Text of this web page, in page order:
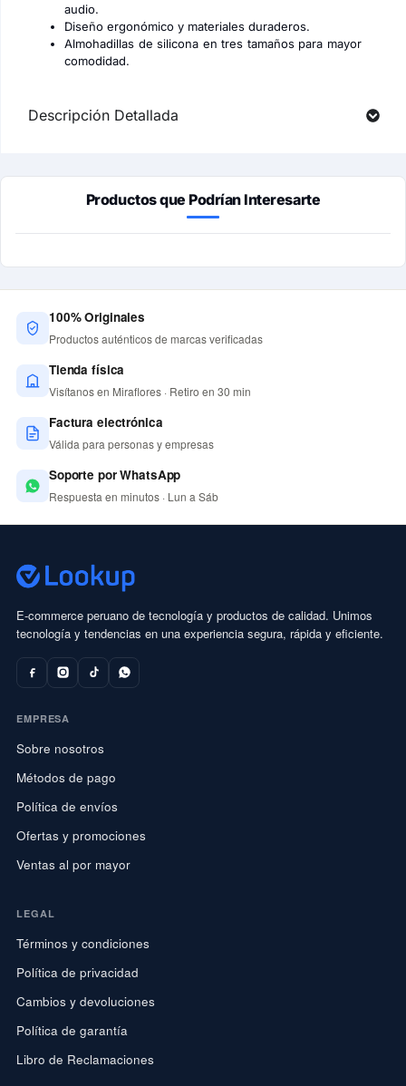
audio.
Diseño ergonómico y materiales duraderos.
Almohadillas de silicona en tres tamaños para mayor
comodidad.
Descripción Detallada
Productos que Podrían Interesarte
100% Originales
Productos auténticos de marcas verificadas
Tienda física
Visítanos en Miraflores · Retiro en 30 min
Factura electrónica
Válida para personas y empresas
Soporte por WhatsApp
Respuesta en minutos · Lun a Sáb
E-commerce peruano de tecnología y productos de calidad. Unimos
tecnología y tendencias en una experiencia segura, rápida y eficiente.
EMPRESA
Sobre nosotros
Métodos de pago
Política de envíos
Ofertas y promociones
Ventas al por mayor
LEGAL
Términos y condiciones
Política de privacidad
Cambios y devoluciones
Política de garantía
Libro de Reclamaciones